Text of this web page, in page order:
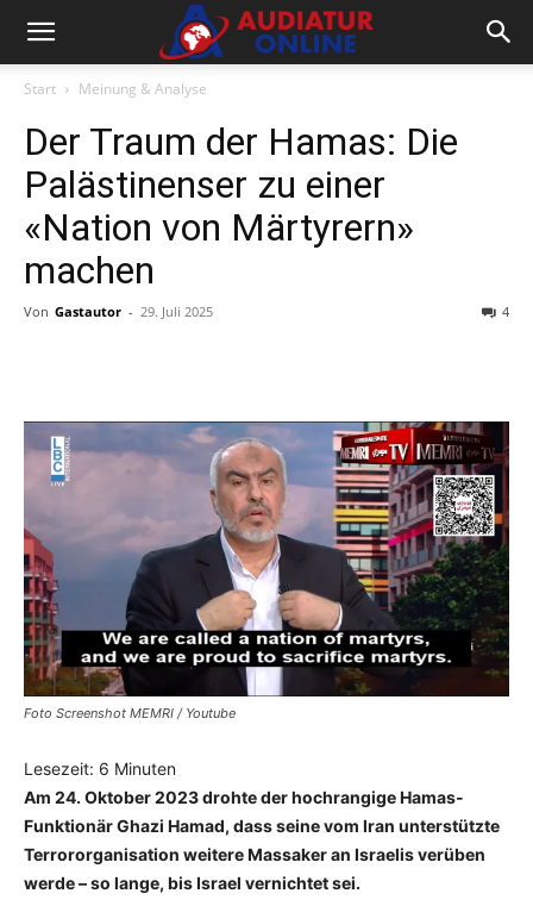
Start Meinung & Analyse
Der Traum der Hamas: Die
Palästinenser zu einer
«Nation von Märtyrern»
machen
Von Gastautor - 29. Juli 2025 4
Foto Screenshot MEMRI / Youtube
Lesezeit: 6 Minuten
Am 24. Oktober 2023 drohte der hochrangige Hamas-
Funktionär Ghazi Hamad, dass seine vom Iran unterstützte
Terrororganisation weitere Massaker an Israelis verüben
werde – so lange, bis Israel vernichtet sei.